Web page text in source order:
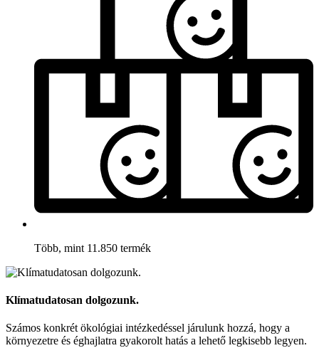
Több, mint 11.850 termék
Klímatudatosan dolgozunk.
Számos konkrét ökológiai intézkedéssel járulunk hozzá, hogy a
környezetre és éghajlatra gyakorolt hatás a lehető legkisebb legyen.